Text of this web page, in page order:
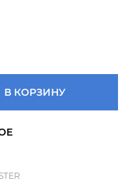
В КОРЗИНУ